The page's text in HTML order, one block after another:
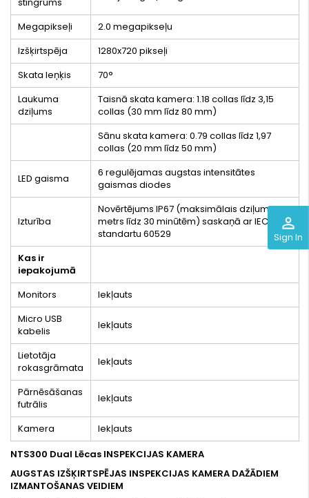
perm_identity
Sign In
stingrums
Megapikseļi
2.0 megapikseļu
Izšķirtspēja
1280x720 pikseļi
Skata leņķis
70°
Laukuma
dziļums
Taisnā skata kamera: 1.18 collas līdz 3,15
collas (30 mm līdz 80 mm)
Sānu skata kamera: 0.79 collas līdz 1,97
collas (20 mm līdz 50 mm)
LED gaisma
6 regulējamas augstas intensitātes
gaismas diodes
Izturība
Novērtējums IP67 (maksimālais dziļums 1
metrs līdz 30 minūtēm) saskaņā ar IEC
standartu 60529
Kas ir
iepakojumā
Monitors
Iekļauts
Micro USB
kabelis
Iekļauts
Lietotāja
rokasgrāmata
Iekļauts
Pārnēsāšanas
futrālis
Iekļauts
Kamera
Iekļauts
NTS300 Dual Lēcas INSPEKCIJAS KAMERA
AUGSTAS IZŠĶIRTSPĒJAS INSPEKCIJAS KAMERA DAŽĀDIEM
IZMANTOŠANAS VEIDIEM